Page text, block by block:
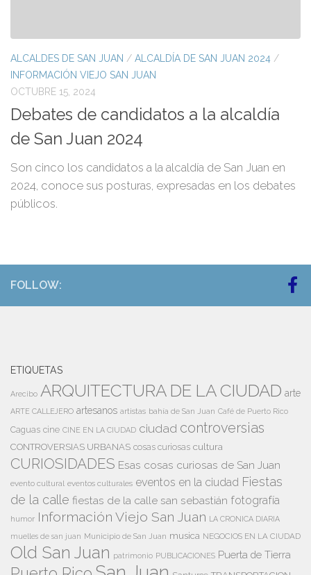
ALCALDES DE SAN JUAN / ALCALDÍA DE SAN JUAN 2024 /
INFORMACIÓN VIEJO SAN JUAN
OCTUBRE 15, 2024
Debates de candidatos a la alcaldía
de San Juan 2024
Son cinco los candidatos a la alcaldía de San Juan en
2024, conoce sus posturas, expresadas en los debates
públicos.
FOLLOW:
ETIQUETAS
Arecibo ARQUITECTURA DE LA CIUDAD arte
ARTE CALLEJERO artesanos artistas bahía de San Juan Café de Puerto Rico
Caguas cine CINE EN LA CIUDAD ciudad controversias
CONTROVERSIAS URBANAS cosas curiosas cultura
CURIOSIDADES Esas cosas curiosas de San Juan
evento cultural eventos culturales eventos en la ciudad Fiestas
de la calle fiestas de la calle san sebastián fotografía
humor Información Viejo San Juan LA CRONICA DIARIA
muelles de san juan Municipio de San Juan musica NEGOCIOS EN LA CIUDAD
Old San Juan patrimonio PUBLICACIONES Puerta de Tierra